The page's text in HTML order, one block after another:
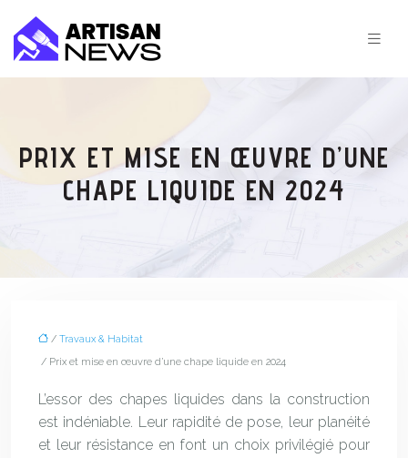
PRIX ET MISE EN ŒUVRE D’UNE
CHAPE LIQUIDE EN 2024
/ Travaux & Habitat
/ Prix et mise en œuvre d’une chape liquide en 2024
L’essor des chapes liquides dans la construction
est indéniable. Leur rapidité de pose, leur planéité
et leur résistance en font un choix privilégié pour